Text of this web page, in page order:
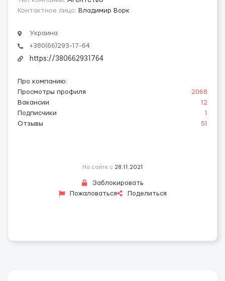
Контактное лицо: Владимир Ворк
Украина
+380(66)293-17-64
https://380662931764
Про компанию:
Просмотры профиля
2068
Вакансии
12
Подписчики
1
Отзывы
51
На сайте с 28.11.2021
Заблокировать
Пожаловаться
Поделиться